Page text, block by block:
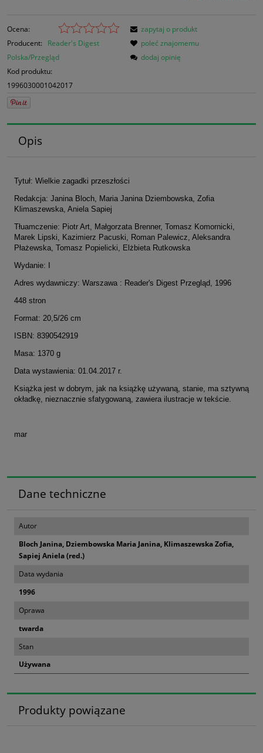
Ocena:
Producent:
Reader's Digest
Polska/Przegląd
Kod produktu:
1996030001042017
zapytaj o produkt
poleć znajomemu
dodaj opinię
Opis
Tytuł: Wielkie zagadki przeszłości
Redakcja: Janina Bloch, Maria Janina Dziembowska, Zofia
Klimaszewska, Aniela Sapiej
Tłuamczenie: Piotr Art, Małgorzata Brenner, Tomasz Komornicki,
Marek Lipski, Kazimierz Pacuski, Roman Palewicz, Aleksandra
Płażewska, Tomasz Popielicki, Elżbieta Rutkowska
Wydanie: I
Adres wydawniczy: Warszawa : Reader's Digest Przegląd, 1996
448 stron
Format: 20,5/26 cm
ISBN: 8390542919
Masa: 1370 g
Data wystawienia: 01.04.2017 r.
Książka jest w dobrym, jak na książkę używaną, stanie, ma sztywną
okładkę, nieznacznie sfatygowaną, zawiera ilustracje w tekście.
mar
Dane techniczne
Autor
Bloch Janina, Dziembowska Maria Janina, Klimaszewska Zofia,
Sapiej Aniela (red.)
Data wydania
1996
Oprawa
twarda
Stan
Używana
Produkty powiązane